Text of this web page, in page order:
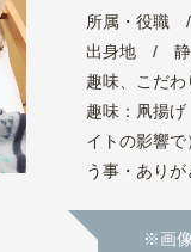
所属・役職
出身地 / 静
趣味、こだ
趣味：凧揚
イトの影響
う事・あり
※画